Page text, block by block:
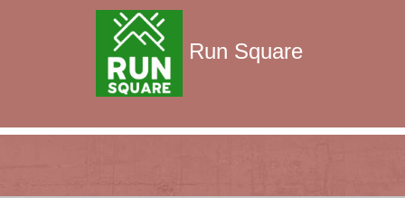
Run Square